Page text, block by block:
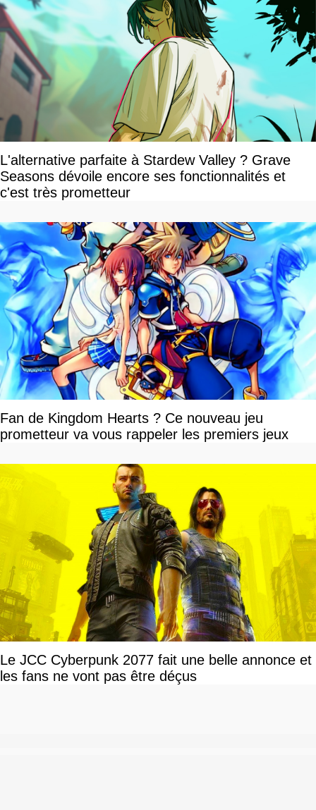
L'alternative parfaite à Stardew Valley ? Grave
Seasons dévoile encore ses fonctionnalités et
c'est très prometteur
Fan de Kingdom Hearts ? Ce nouveau jeu
prometteur va vous rappeler les premiers jeux
Le JCC Cyberpunk 2077 fait une belle annonce et
les fans ne vont pas être déçus